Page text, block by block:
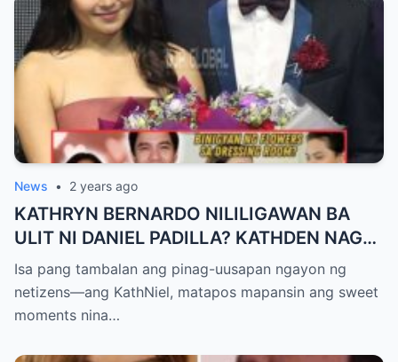
News • 2 years ago
KATHRYN BERNARDO NILILIGAWAN BA
ULIT NI DANIEL PADILLA? KATHDEN NAG
SIGN OFF NA SA FAREWELL PARTY!
Isa pang tambalan ang pinag-uusapan ngayon ng
netizens—ang KathNiel, matapos mapansin ang sweet
moments nina…